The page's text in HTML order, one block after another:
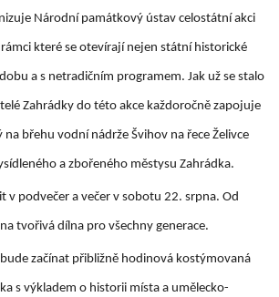
Národní památkový ústav celostátní akci
které se otevírají nejen státní historické
a s netradičním programem. Jak už se stalo
Zahrádky do této akce každoročně zapojuje
na břehu vodní nádrže Švihov na řece Želivce
a zbořeného městysu Zahrádka.
v podvečer a večer v sobotu 22. srpna. Od
tvořivá dílna pro všechny generace.
začínat přibližně hodinová kostýmovaná
s výkladem o historii místa a umělecko-